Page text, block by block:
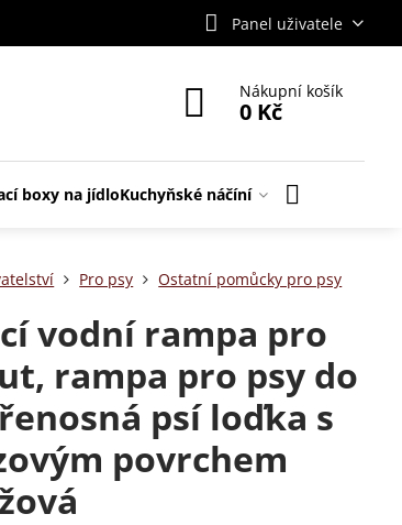
Panel uživatele
Nákupní košík
0 Kč
boxy na jídloKuchyňské náčíní
Pro psy Ostatní pomůcky pro psy
vodní rampa pro
rampa pro psy do
psí loďka s
povrchem